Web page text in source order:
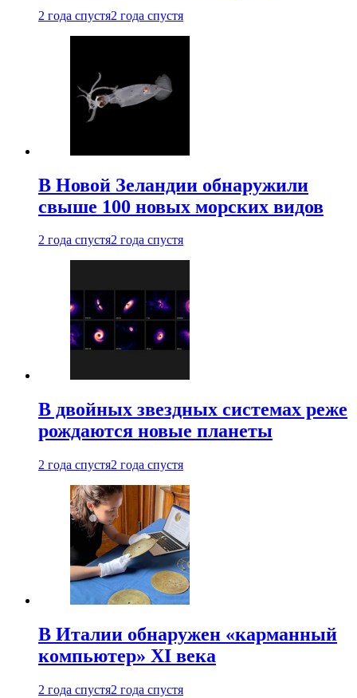
2 года спустя2 года спустя
В Новой Зеландии обнаружили
свыше 100 новых морских видов
2 года спустя2 года спустя
В двойных звездных системах реже
рождаются новые планеты
2 года спустя2 года спустя
В Италии обнаружен «карманный
компьютер» XI века
2 года спустя2 года спустя